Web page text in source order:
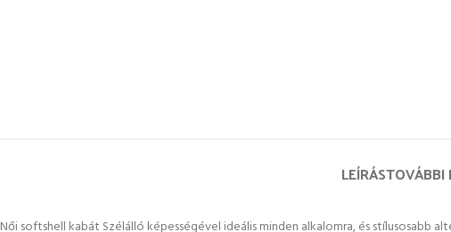
LEÍRÁSTOVÁBBI
Női softshell kabát Szélálló képességével ideális minden alkalomra, és stílusosabb